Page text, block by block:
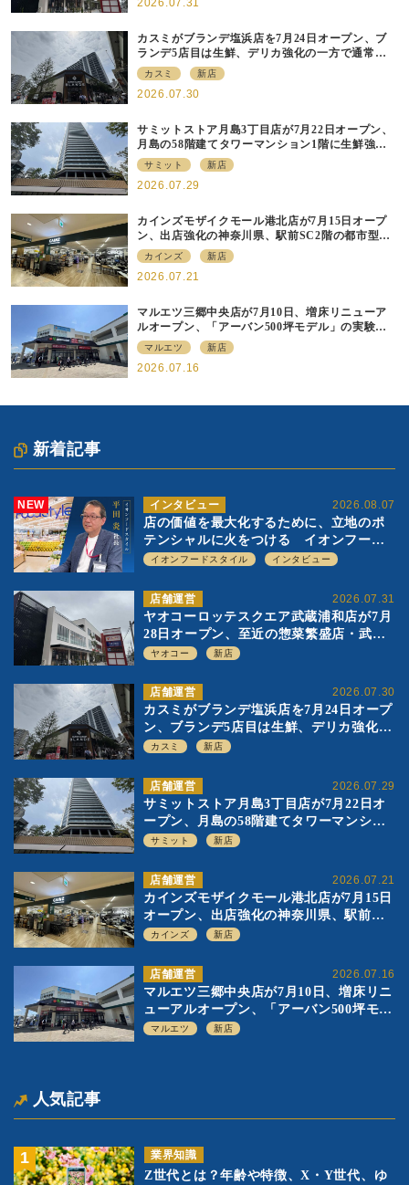
新着記事
NEW 2026.08.07
インタビュー
店の価値を最大化するために、立地のポ
テンシャルに火をつける イオンフード
スタイル 平田 炎社長
イオンフードスタイル インタビュー
2026.07.31
店舗運営
ヤオコーロッテスクエア武蔵浦和店が7月
28日オープン、至近の惣菜繁盛店・武蔵
浦和店とは生鮮強化、ですみ分け
ヤオコー 新店
2026.07.30
店舗運営
カスミがブランデ塩浜店を7月24日オープ
ン、ブランデ5店目は生鮮、デリカ強化の
一方で通常店の要素も取り入れ
カスミ 新店
2026.07.29
店舗運営
サミットストア月島3丁目店が7月22日オ
ープン、月島の58階建てタワーマンショ
ン1階に生鮮強化の小商圏型店を出店
サミット 新店
2026.07.21
店舗運営
カインズモザイクモール港北店が7月15日
オープン、出店強化の神奈川県、駅前
SC2階の都市型小型店
カインズ 新店
2026.07.16
店舗運営
マルエツ三郷中央店が7月10日、増床リニ
ューアルオープン、「アーバン500坪モデ
ル」の実験を集大成、駅前立地受け、寿
マルエツ 新店
カスミがブランデ塩浜店を7月24日オープン、ブ
ランデ5店目は生鮮、デリカ強化の一方で通常店
の要素も取り入れ
カスミ 新店
2026.07.30
サミットストア月島3丁目店が7月22日オープン、
月島の58階建てタワーマンション1階に生鮮強化
の小商圏型店を出店
サミット 新店
2026.07.29
カインズモザイクモール港北店が7月15日オープ
ン、出店強化の神奈川県、駅前SC2階の都市型小
型店
カインズ 新店
2026.07.21
マルエツ三郷中央店が7月10日、増床リニューア
ルオープン、「アーバン500坪モデル」の実験を
集大成、駅前立地受け、寿司を象徴に
マルエツ 新店
2026.07.16
人気記事
業界知識
Z世代とは？年齢や特徴、X・Y世代、ゆ